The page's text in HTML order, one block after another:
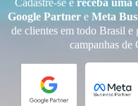
Cadastre-se e receba uma
Google Partner e Meta
de clientes em todo Brasil e
campanhas de